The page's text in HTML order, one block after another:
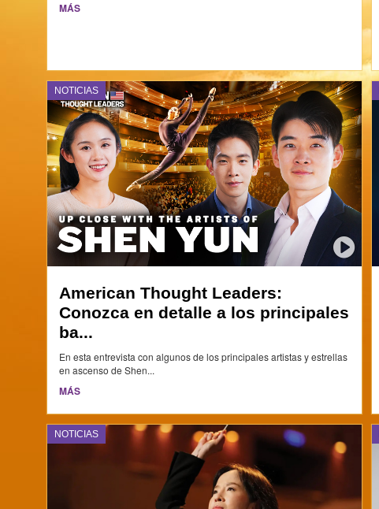
MÁS
NOTICIAS
American Thought Leaders:
Conozca en detalle a los principales
ba...
En esta entrevista con algunos de los principales artistas y estrellas
en ascenso de Shen...
MÁS
NOTICIAS